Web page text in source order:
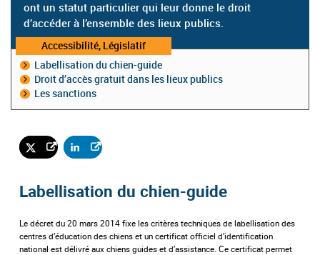
ont un statut particulier qui leur donne le droit
d’accéder à l’ensemble des lieux publics.
Catégorie
:
Accessibilité, Législatif
Labellisation du chien-guide
Droit d’accès gratuit dans les lieux publics
Les sanctions
Labellisation du chien-guide
Le décret du 20 mars 2014 fixe les critères techniques de labellisation des
centres d’éducation des chiens et un certificat officiel d’identification
national est délivré aux chiens guides et d’assistance. Ce certificat permet